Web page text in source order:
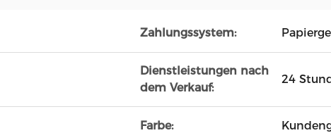
Zahlungssystem:
Dienstleistungen nach
dem Verkauf:
24
Farbe: